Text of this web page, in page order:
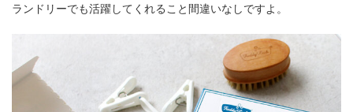
ランドリーでも活躍してくれること間違いなしですよ。